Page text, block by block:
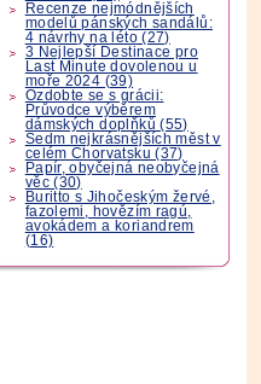
Recenze nejmódnějších
modelů pánských sandálů:
4 návrhy na léto (27)
3 Nejlepší Destinace pro
Last Minute dovolenou u
moře 2024 (39)
Ozdobte se s grácii:
Průvodce výběrem
dámských doplňků (55)
Sedm nejkrásnějších měst v
celém Chorvatsku (37)
Papír, obyčejná neobyčejná
věc (30)
Buritto s Jihočeským žervé,
fazolemi, hovězím ragú,
avokádem a koriandrem
(16)